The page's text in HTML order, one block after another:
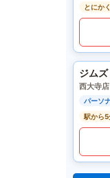
とにか
ジム
西大寺店
パーソ
駅から5